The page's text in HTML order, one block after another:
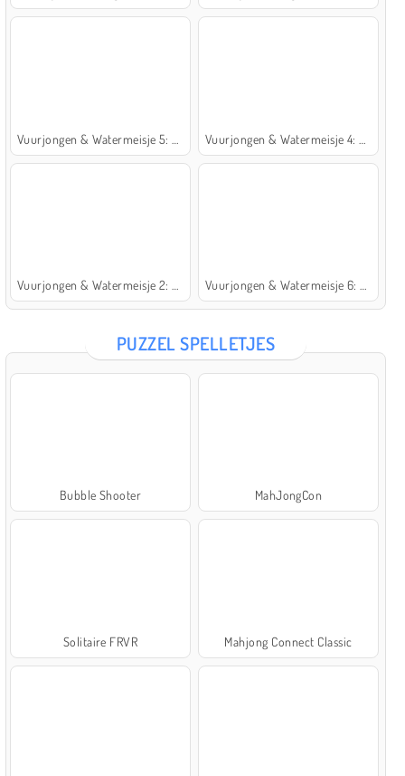
PUZZEL SPELLETJES
Bubble Shooter MahJongCon
Solitaire FRVR Mahjong Connect Classic